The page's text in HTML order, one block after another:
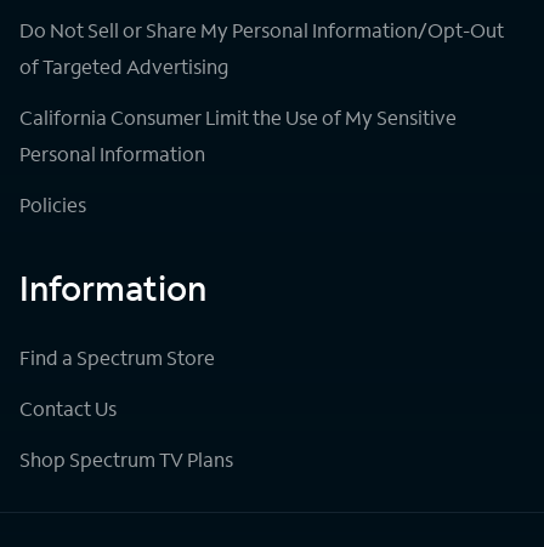
Do Not Sell or Share My Personal Information/Opt-Out
of Targeted Advertising
California Consumer Limit the Use of My Sensitive
Personal Information
Policies
Information
Find a Spectrum Store
Contact Us
Shop Spectrum TV Plans